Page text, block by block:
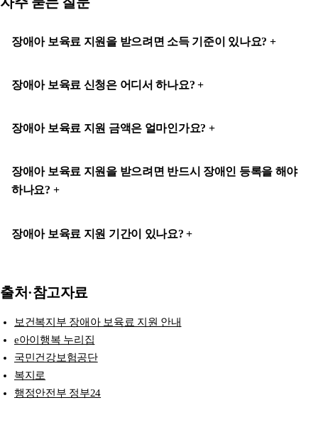
장애아 보육료 지원을 받으려면 소득 기준이 있나요?
장애아 보육료 신청은 어디서 하나요?
장애아 보육료 지원 금액은 얼마인가요?
장애아 보육료 지원을 받으려면 반드시 장애인 등록을 해야
하나요?
장애아 보육료 지원 기간이 있나요?
출처·참고자료
보건복지부 장애아 보육료 지원 안내
e아이행복 누리집
국민건강보험공단
복지로
행정안전부 정부24